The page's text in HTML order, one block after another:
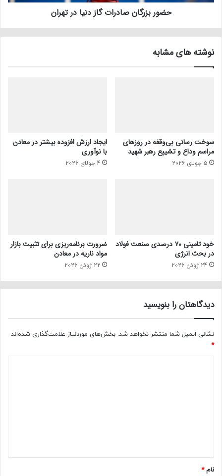
حضور بزرگان صادرات گاز دنیا در تهران
نوشته های مشابه
سوخت رسانی بی‌وقفه در روز‌های
مراسم وداع و تشییع رهبر شهید
5 جولای 2026
ایجاد ارزش افزوده بیشتر در معادن
با نوآوری
4 جولای 2026
خود تامینی ۷۰ درصدی صنعت فولاد
در بحث انرژی
24 ژوئن 2026
ضرورت برنامه‌ریزی برای تثبیت بازار
مواد ناریه در معادن
22 ژوئن 2026
دیدگاهتان را بنویسید
نشانی ایمیل شما منتشر نخواهد شد. بخش‌های موردنیاز علامت‌گذاری شده‌اند
*
نام*